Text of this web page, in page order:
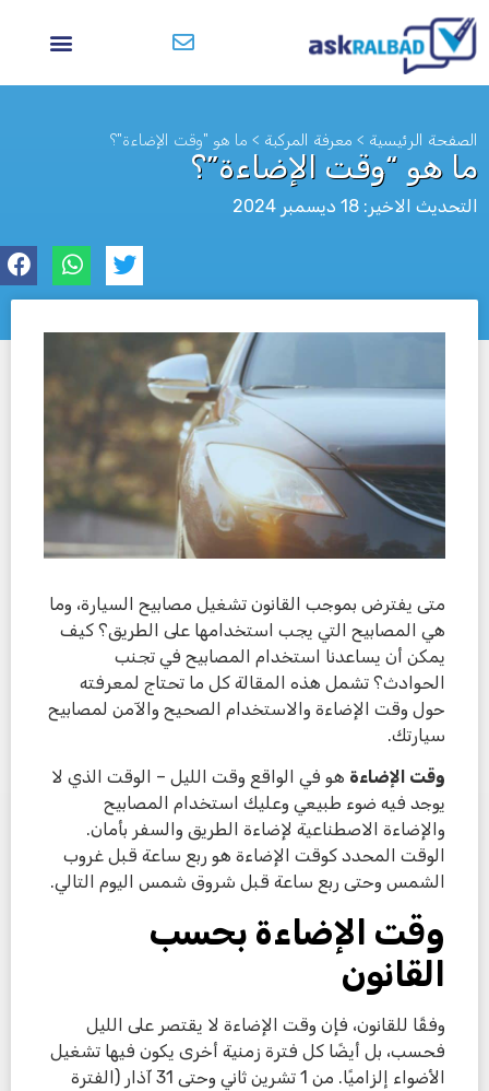
الصفحة الرئيسية > معرفة المركبة > ما هو "وقت الإضاءة"؟
ما هو “وقت الإضاءة”؟
التحديث الاخير: 18 ديسمبر 2024
متى يفترض بموجب القانون تشغيل مصابيح السيارة، وما
هي المصابيح التي يجب استخدامها على الطريق؟ كيف
يمكن أن يساعدنا استخدام المصابيح في تجنب
الحوادث؟ تشمل هذه المقالة كل ما تحتاج لمعرفته
حول وقت الإضاءة والاستخدام الصحيح والآمن لمصابيح
سيارتك.
وقت الإضاءة هو في الواقع وقت الليل – الوقت الذي لا
يوجد فيه ضوء طبيعي وعليك استخدام المصابيح
والإضاءة الاصطناعية لإضاءة الطريق والسفر بأمان.
الوقت المحدد كوقت الإضاءة هو ربع ساعة قبل غروب
الشمس وحتى ربع ساعة قبل شروق شمس اليوم التالي.
وقت الإضاءة بحسب
القانون
وفقًا للقانون، فإن وقت الإضاءة لا يقتصر على الليل
فحسب، بل أيضًا كل فترة زمنية أخرى يكون فيها تشغيل
الأضواء إلزاميًا. من 1 تشرين ثاني وحتى 31 آذار (الفترة